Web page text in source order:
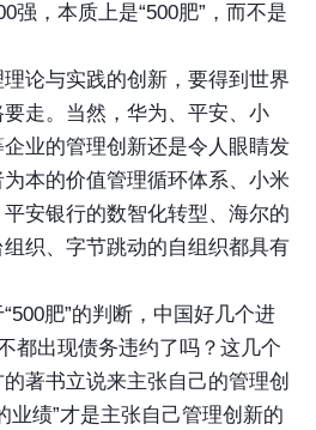
强，本质上是“500肥”，而不是
论与实践的创新，要得到世界
走。当然，华为、平安、小
业的管理创新还是令人眼睛发
本的价值管理循环体系、小米
安银行的数智化转型、海尔的
织、字节跳动的自组织都具有
肥”的判断，中国好几个进
都出现债务违约了吗？这几个
著书立说来主张自己的管理创
业绩”才是主张自己管理创新的